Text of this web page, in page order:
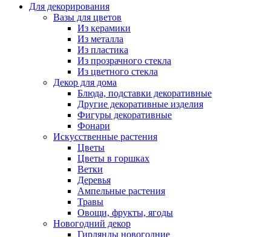
Для декорирования
Вазы для цветов
Из керамики
Из металла
Из пластика
Из прозрачного стекла
Из цветного стекла
Декор для дома
Блюда, подставки декоративные
Другие декоративные изделия
Фигуры декоративные
Фонари
Искусственные растения
Цветы
Цветы в горшках
Ветки
Деревья
Ампельные растения
Травы
Овощи, фрукты, ягоды
Новогодний декор
Гирлянды новогодние